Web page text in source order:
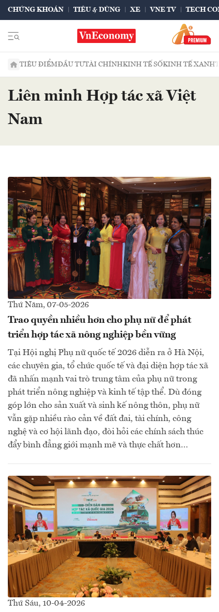
CHỨNG KHOÁN TIÊU & DÙNG XE VNE TV TECH
TIÊU ĐIỂMĐẦU TƯTÀI CHÍNHKINH TẾ SỐKINH TẾ XANH
Liên minh Hợp tác xã Việt
Nam
Thứ Năm, 07-05-2026
Trao quyền nhiều hơn cho phụ nữ để phát
triển hợp tác xã nông nghiệp bền vững
Tại Hội nghị Phụ nữ quốc tế 2026 diễn ra ở Hà Nội,
các chuyên gia, tổ chức quốc tế và đại diện hợp tác xã
đã nhấn mạnh vai trò trung tâm của phụ nữ trong
phát triển nông nghiệp và kinh tế tập thể. Dù đóng
góp lớn cho sản xuất và sinh kế nông thôn, phụ nữ
vẫn gặp nhiều rào cản về đất đai, tài chính, công
nghệ và cơ hội lãnh đạo, đòi hỏi các chính sách thúc
đẩy bình đẳng giới mạnh mẽ và thực chất hơn...
Thứ Sáu, 10-04-2026